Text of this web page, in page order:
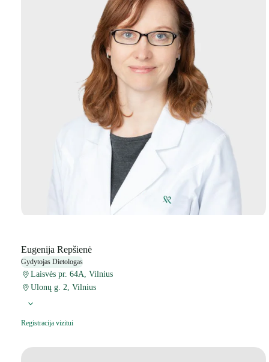
Eugenija Repšienė
Gydytojas Dietologas
Laisvės pr. 64A, Vilnius
Ulonų g. 2, Vilnius
Registracija vizitui